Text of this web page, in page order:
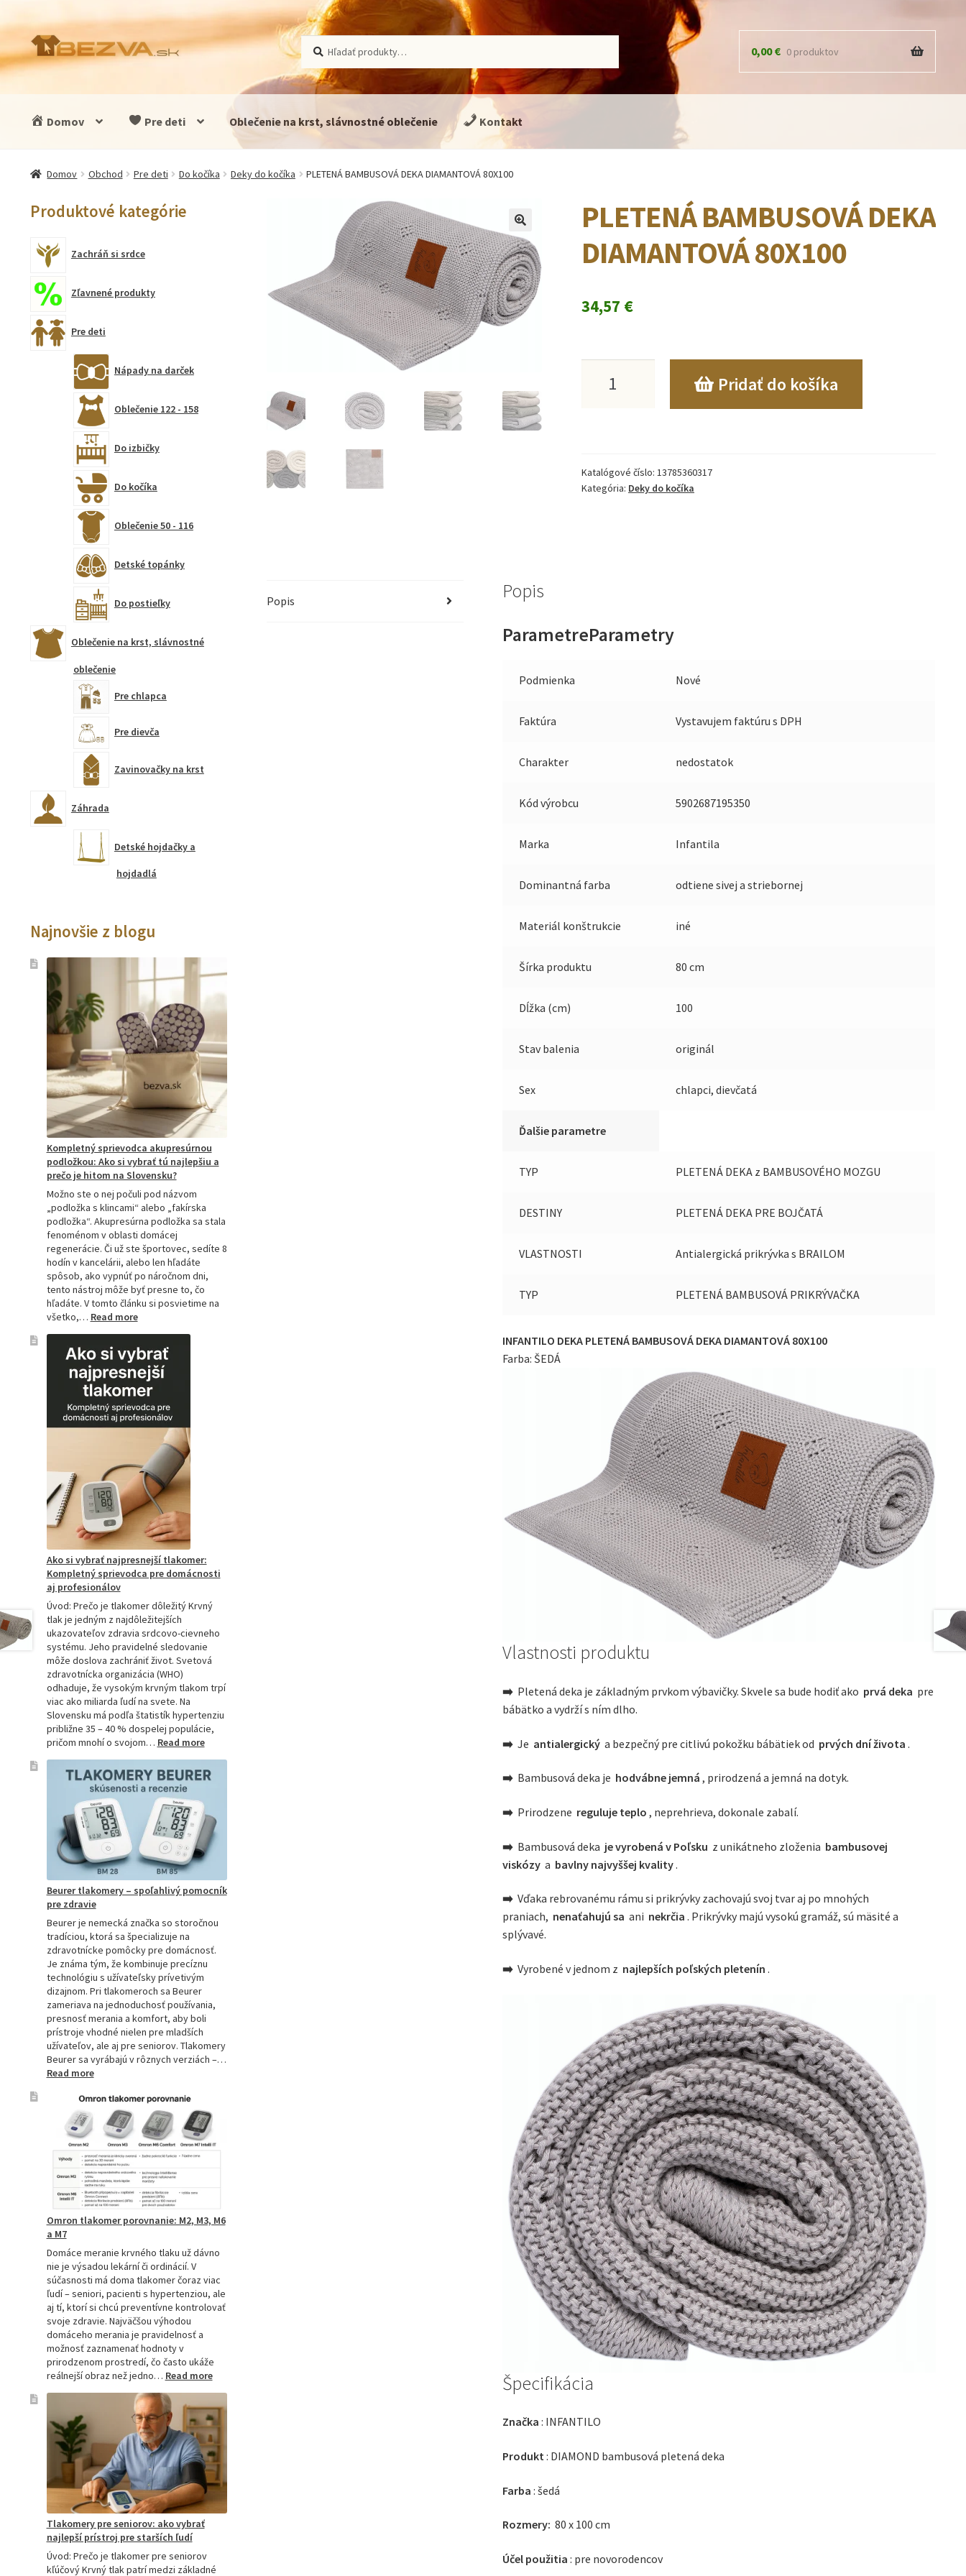
Preskočiť
na
navigáciu
Preskočiť
na
obsah
Hľadať:
Vyhľadávanie
0,00€ 0 produktov
Domov Pre deti Oblečenie na krst, slávnostné oblečenie Kontakt
Domov Obchod Pre deti Do kočíka Deky do kočíka PLETENÁ BAMBUSOVÁ DEKA DIAMANTOVÁ 80X100
🔍
PLETENÁ BAMBUSOVÁ DEKA
DIAMANTOVÁ 80X100
34,57 €
DIAMANTOVÁ
Pridať do košíka
Katalógové číslo: 13785360317
Kategória: Deky do kočíka
Popis
Popis
ParametreParametry
Podmienka Nové
Faktúra Vystavujem faktúru s DPH
Charakter nedostatok
Kód výrobcu 5902687195350
Marka Infantila
Dominantná farba odtiene sivej a striebornej
Materiál konštrukcie iné
Šírka produktu 80 cm
Dĺžka (cm) 100
Stav balenia originál
Sex chlapci, dievčatá
Ďalšie parametre
TYP PLETENÁ DEKA z BAMBUSOVÉHO MOZGU
DESTINY PLETENÁ DEKA PRE BOJČATÁ
VLASTNOSTI Antialergická prikrývka s BRAILOM
TYP PLETENÁ BAMBUSOVÁ PRIKRÝVAČKA
INFANTILO DEKA PLETENÁ BAMBUSOVÁ DEKA DIAMANTOVÁ 80X100
Farba: ŠEDÁ
Vlastnosti produktu
➡️ Pletená deka je základným prvkom výbavičky. Skvele sa bude hodiť ako prvá deka pre
bábätko a vydrží s ním dlho.
➡️ Je antialergický a bezpečný pre citlivú pokožku bábätiek od prvých dní života .
➡️ Bambusová deka je hodvábne jemná , prirodzená a jemná na dotyk.
➡️ Prirodzene reguluje teplo , neprehrieva, dokonale zabalí.
➡️ Bambusová deka je vyrobená v Poľsku z unikátneho zloženia bambusovej
viskózy a bavlny najvyššej kvality.
➡️ Vďaka rebrovanému rámu si prikrývky zachovajú svoj tvar aj po mnohých
praniach, nenaťahujú sa ani nekrčia . Prikrývky majú vysokú gramáž, sú mäsité a
splývavé.
➡️ Vyrobené v jednom z najlepších poľských pletenín .
Špecifikácia
Značka : INFANTILO
Produkt: DIAMOND bambusová pletená deka
Farba : šedá
Rozmery: 80 x 100 cm
Účel použitia : pre novorodencov
Produktové kategórie
Zachráň si srdce
Zľavnené produkty
Pre deti
Nápady na darček
Oblečenie 122 - 158
Do izbičky
Do kočíka
Oblečenie 50 - 116
Detské topánky
Do postieľky
Oblečenie na krst, slávnostné
oblečenie
Pre chlapca
Pre dievča
Zavinovačky na krst
Záhrada
Detské hojdačky a
hojdadlá
Najnovšie z blogu
Kompletný sprievodca akupresúrnou
podložkou: Ako si vybrať tú najlepšiu a
prečo je hitom na Slovensku?
Možno ste o nej počuli pod názvom
„podložka s klincami“ alebo „fakírska
podložka“. Akupresúrna podložka sa stala
fenoménom v oblasti domácej
regenerácie. Či už ste športovec, sedíte 8
hodín v kancelárii, alebo len hľadáte
spôsob, ako vypnúť po náročnom dni,
tento nástroj môže byť presne to, čo
hľadáte. V tomto článku si posvietime na
všetko,… Read more:
akupresúrnou
podložkou:
Ako
si
vybrať
tú
najlepšiu
prečo
je
hitom
na
Slovensku?
Ako si vybrať najpresnejší tlakomer:
Kompletný sprievodca pre domácnosti
aj profesionálov
Úvod: Prečo je tlakomer dôležitý Krvný
tlak je jedným z najdôležitejších
ukazovateľov zdravia srdcovo-cievneho
systému. Jeho pravidelné sledovanie
môže doslova zachrániť život. Svetová
zdravotnícka organizácia (WHO)
odhaduje, že vysokým krvným tlakom trpí
viac ako miliarda ľudí na svete. Na
Slovensku má podľa štatistík hypertenziu
približne 35 – 40 % dospelej populácie,
pričom mnohí o svojom… Read more:
si
vybrať
tlakomer:
Kompletný
sprievodca
pre
domácnosti
aj
profesionálov
Beurer tlakomery – spoľahlivý pomocník
pre zdravie
Beurer je nemecká značka so storočnou
tradíciou, ktorá sa špecializuje na
zdravotnícke pomôcky pre domácnosť.
Je známa tým, že kombinuje precíznu
technológiu s užívateľsky prívetivým
dizajnom. Pri tlakomeroch sa Beurer
zameriava na jednoduchosť používania,
presnosť merania a komfort, aby boli
prístroje vhodné nielen pre mladších
užívateľov, ale aj pre seniorov. Tlakomery
Beurer sa vyrábajú v rôznych verziách –…
Read more:
tlakomery
spoľahlivý
pomocník
pre
zdravie
Omron tlakomer porovnanie: M2, M3, M6
a M7
Domáce meranie krvného tlaku už dávno
nie je výsadou lekární či ordinácií. V
súčasnosti má doma tlakomer čoraz viac
ľudí – seniori, pacienti s hypertenziou, ale
aj tí, ktorí si chcú preventívne kontrolovať
svoje zdravie. Najväčšou výhodou
domáceho merania je pravidelnosť a
možnosť zaznamenať hodnoty v
prirodzenom prostredí, čo často ukáže
reálnejší obraz než jedno… Read more:
porovnanie:
M2,
M3,
M6
a
M7
Tlakomery pre seniorov: ako vybrať
najlepší prístroj pre starších ľudí
Úvod: Prečo je tlakomer pre seniorov
kľúčový Krvný tlak patrí medzi základné